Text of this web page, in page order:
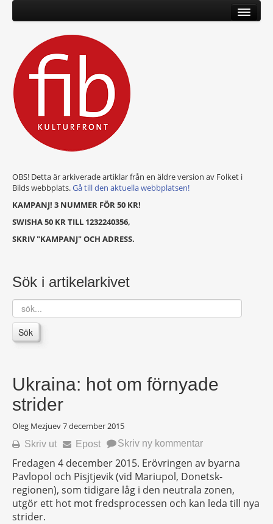
OBS! Detta är arkiverade artiklar från en äldre version av Folket i
Bilds webbplats.Gå till den aktuella webbplatsen!
KAMPANJ! 3 NUMMER FÖR 50 KR!
SWISHA 50 KR TILL 1232240356,
SKRIV "KAMPANJ" OCH ADRESS.
Sök i artikelarkivet
sök...
Sök
Ukraina: hot om förnyade
strider
Oleg Mezjuev7 december 2015
Skriv ut Epost Skriv ny kommentar
Fredagen 4 december 2015. Erövringen av byarna
Pavlopol och Pisjtjevik (vid Mariupol, Donetsk-
regionen), som tidigare låg i den neutrala zonen,
utgör ett hot mot fredsprocessen och kan leda till nya
strider.